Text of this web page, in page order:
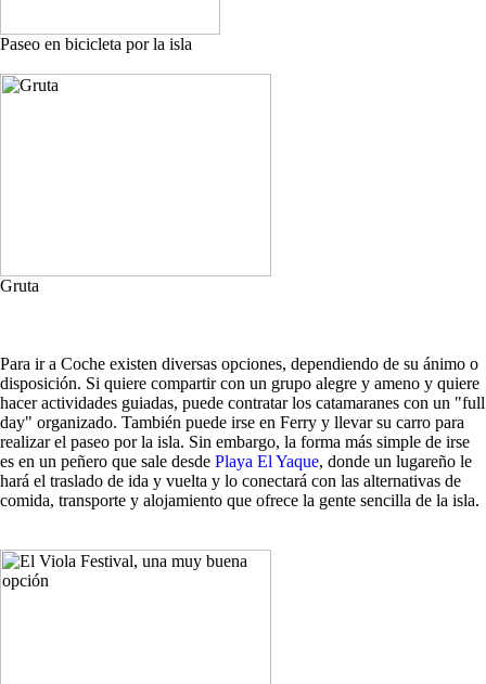
Paseo en bicicleta por la isla
Gruta
Para ir a Coche existen diversas opciones, dependiendo de su ánimo o
disposición. Si quiere compartir con un grupo alegre y ameno y quiere
hacer actividades guiadas, puede contratar los catamaranes con un "full
day" organizado. También puede irse en Ferry y llevar su carro para
realizar el paseo por la isla. Sin embargo, la forma más simple de irse
es en un peñero que sale desde Playa El Yaque, donde un lugareño le
hará el traslado de ida y vuelta y lo conectará con las alternativas de
comida, transporte y alojamiento que ofrece la gente sencilla de la isla.